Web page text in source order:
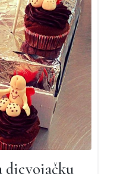
djevojačku